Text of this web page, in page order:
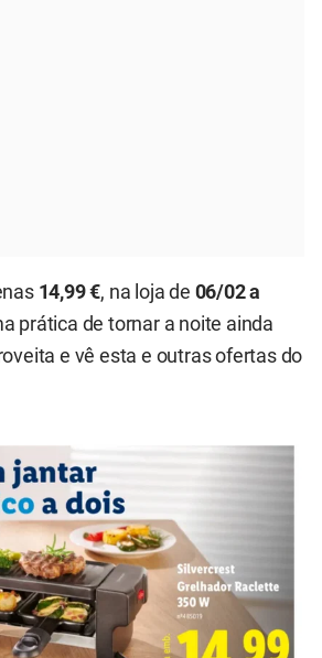
14,99 €, na loja de 06/02 a
prática de tornar a noite ainda
e vê esta e outras ofertas do